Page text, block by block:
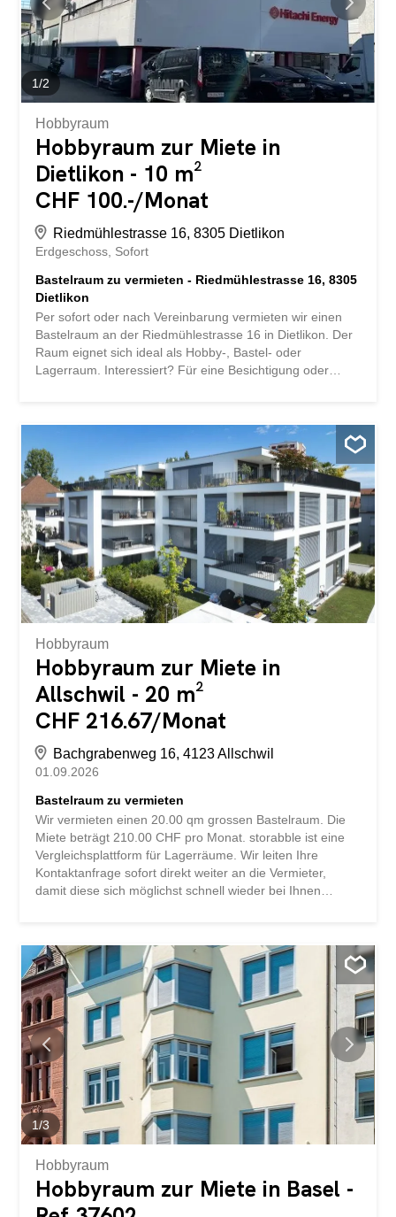
Sie auch direkt auf storabble.com
1/2
Hobbyraum
Hobbyraum zur Miete in
Dietlikon - 10 m²
CHF 100.-/Monat
Riedmühlestrasse 16, 8305 Dietlikon
Erdgeschoss Sofort
Bastelraum zu vermieten - Riedmühlestrasse 16, 8305
Dietlikon
Per sofort oder nach Vereinbarung vermieten wir einen
Bastelraum an der Riedmühlestrasse 16 in Dietlikon. Der
Raum eignet sich ideal als Hobby-, Bastel- oder
Lagerraum. Interessiert? Für eine Besichtigung oder
947 85 60 Für alle weiteren Anliegen erreichen Sie uns
Hobbyraum
Hobbyraum zur Miete in
Allschwil - 20 m²
CHF 216.67/Monat
Bachgrabenweg 16, 4123 Allschwil
01.09.2026
Bastelraum zu vermieten
Wir vermieten einen 20.00 qm grossen Bastelraum. Die
Miete beträgt 210.00 CHF pro Monat. storabble ist eine
Vergleichsplattform für Lagerräume. Wir leiten Ihre
Kontaktanfrage sofort direkt weiter an die Vermieter,
damit diese sich möglichst schnell wieder bei Ihnen
Objekt sowie ca. 10'000 weitere freie Lagerräume finden
Sie auch direkt auf storabble.com
1/3
Hobbyraum
Hobbyraum zur Miete in Basel -